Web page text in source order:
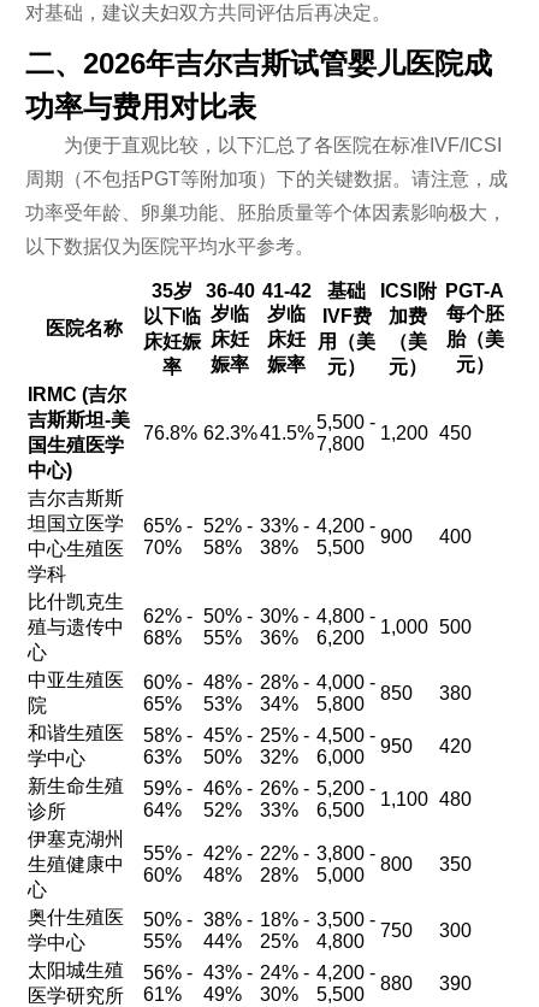
对基础，建议夫妇双方共同评估后再决定。
二、2026年吉尔吉斯试管婴儿医院成
功率与费用对比表
为便于直观比较，以下汇总了各医院在标准IVF/ICSI
周期（不包括PGT等附加项）下的关键数据。请注意，成
功率受年龄、卵巢功能、胚胎质量等个体因素影响极大，
以下数据仅为医院平均水平参考。
医院名称
35岁
以下临
床妊娠
率
36-40
岁临
床妊
娠率
41-42
岁临
床妊
娠率
基础
IVF费
用（美
元）
ICSI附
加费
（美
元）
PGT-A
每个胚
胎（美
元）
IRMC (吉尔
吉斯斯坦-美
国生殖医学
中心)
76.8% 62.3%41.5%
5,500 -
7,800
1,200 450
吉尔吉斯斯
坦国立医学
中心生殖医
学科
65% -
70%
52% -
58%
33% -
38%
4,200 -
5,500
900 400
比什凯克生
殖与遗传中
心
62% -
68%
50% -
55%
30% -
36%
4,800 -
6,200
1,000 500
中亚生殖医
院
60% -
65%
48% -
53%
28% -
34%
4,000 -
5,800
850
380
和谐生殖医
学中心
58% -
63%
45% -
50%
25% -
32%
4,500 -
6,000
950
420
新生命生殖
诊所
59% -
64%
46% -
52%
26% -
33%
5,200 -
6,500
1,100 480
伊塞克湖州
生殖健康中
心
55% -
60%
42% -
48%
22% -
28%
3,800 -
5,000
800 350
奥什生殖医
学中心
50% -
55%
38% -
44%
18% -
25%
3,500 -
4,800
750
300
太阳城生殖
医学研究所
56% -
61%
43% -
49%
24% -
30%
4,200 -
5,500
880 390